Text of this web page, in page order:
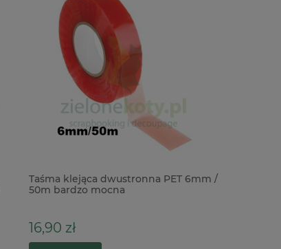
Taśma klejąca dwustronna PET 6mm /
50m bardzo mocna
16,90 zł